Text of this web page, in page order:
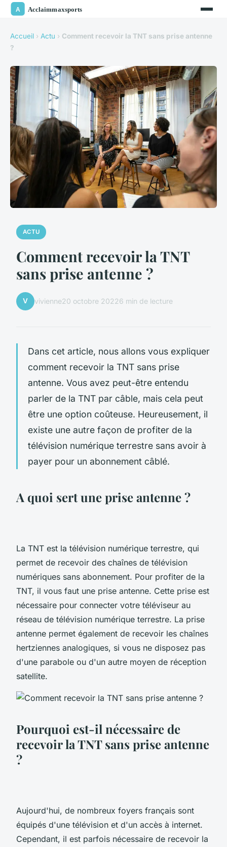
Accueil › Actu › Comment recevoir la TNT sans prise antenne
?
ACTU
Comment recevoir la TNT
sans prise antenne ?
V vivienne20 octobre 20226 min de lecture
Dans cet article, nous allons vous expliquer
comment recevoir la TNT sans prise
antenne. Vous avez peut-être entendu
parler de la TNT par câble, mais cela peut
être une option coûteuse. Heureusement, il
existe une autre façon de profiter de la
télévision numérique terrestre sans avoir à
payer pour un abonnement câblé.
A quoi sert une prise antenne ?
La TNT est la télévision numérique terrestre, qui
permet de recevoir des chaînes de télévision
numériques sans abonnement. Pour profiter de la
TNT, il vous faut une prise antenne. Cette prise est
nécessaire pour connecter votre téléviseur au
réseau de télévision numérique terrestre. La prise
antenne permet également de recevoir les chaînes
hertziennes analogiques, si vous ne disposez pas
d'une parabole ou d'un autre moyen de réception
satellite.
Pourquoi est-il nécessaire de
recevoir la TNT sans prise antenne
?
Aujourd'hui, de nombreux foyers français sont
équipés d'une télévision et d'un accès à internet.
Cependant, il est parfois nécessaire de recevoir la